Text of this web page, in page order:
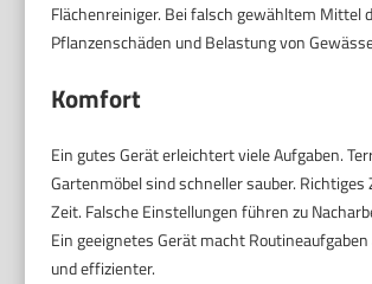
Flächenreiniger. Bei falsch gewähltem Mittel
Pflanzenschäden und Belastung von
Komfort
Ein gutes Gerät erleichtert viele Aufgaben.
Gartenmöbel sind schneller sauber. Richtiges
Zeit. Falsche Einstellungen führen zu
Ein geeignetes Gerät macht
und effizienter.